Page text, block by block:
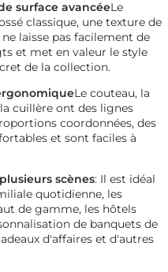
surface avancéeLe
classique, une texture de
laisse pas facilement de
et met en valeur le style
de la collection.
Le couteau, la
cuillère ont des lignes
coordonnées, des
et sont faciles à
scènes: Il est idéal
quotidienne, les
de gamme, les hôtels
de banquets de
d'affaires et d'autres